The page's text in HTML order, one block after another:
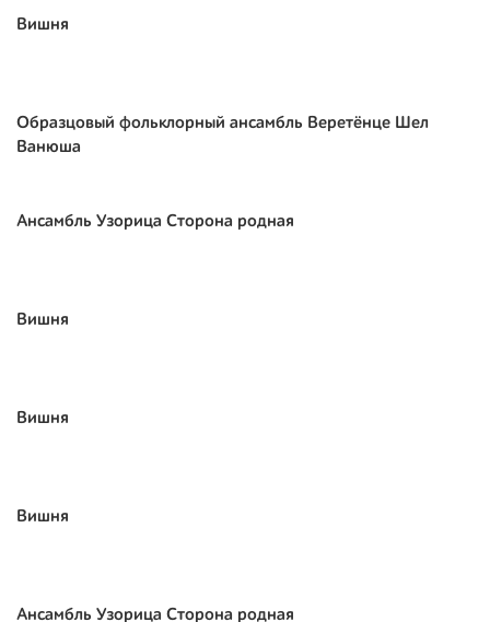
Вишня
Образцовый фольклорный ансамбль Веретёнце Шел
Ванюша
Ансамбль Узорица Сторона родная
Вишня
Вишня
Вишня
Ансамбль Узорица Сторона родная